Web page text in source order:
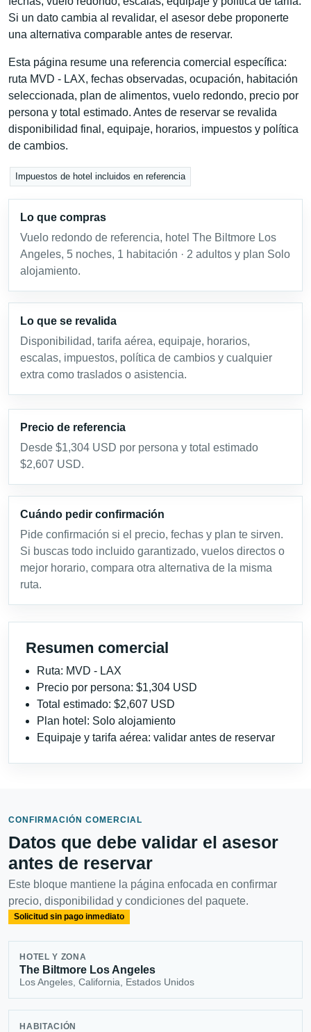
Si un dato cambia al revalidar, el asesor debe proponerte
una alternativa comparable antes de reservar.
Esta página resume una referencia comercial específica:
ruta MVD - LAX, fechas observadas, ocupación, habitación
seleccionada, plan de alimentos, vuelo redondo, precio por
persona y total estimado. Antes de reservar se revalida
disponibilidad final, equipaje, horarios, impuestos y política
de cambios.
Impuestos de hotel incluidos en referencia
Lo que compras
Vuelo redondo de referencia, hotel The Biltmore Los
Angeles, 5 noches, 1 habitación · 2 adultos y plan Solo
alojamiento.
Lo que se revalida
Disponibilidad, tarifa aérea, equipaje, horarios,
escalas, impuestos, política de cambios y cualquier
extra como traslados o asistencia.
Precio de referencia
Desde $1,304 USD por persona y total estimado
$2,607 USD.
Cuándo pedir confirmación
Pide confirmación si el precio, fechas y plan te sirven.
Si buscas todo incluido garantizado, vuelos directos o
mejor horario, compara otra alternativa de la misma
ruta.
Resumen comercial
Ruta: MVD - LAX
Precio por persona: $1,304 USD
Total estimado: $2,607 USD
Plan hotel: Solo alojamiento
Equipaje y tarifa aérea: validar antes de reservar
CONFIRMACIÓN COMERCIAL
Datos que debe validar el asesor
antes de reservar
Este bloque mantiene la página enfocada en confirmar
precio, disponibilidad y condiciones del paquete.
Solicitud sin pago inmediato
HOTEL Y ZONA
The Biltmore Los Angeles
Los Angeles, California, Estados Unidos
HABITACIÓN